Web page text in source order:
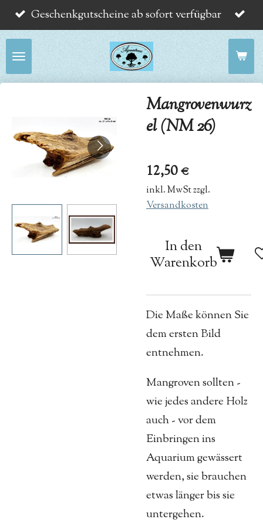
Zum
Hauptinhalt
springen
Geschenkgutscheine ab sofort verfügbar
Mangrovenwurz
el (NM 26)
12,50 €
inkl. MwSt zzgl.
Versandkosten
In den
Warenkorb
Die Maße können Sie
dem ersten Bild
entnehmen.
Mangroven sollten -
wie jedes andere Holz
auch - vor dem
Einbringen ins
Aquarium gewässert
werden, sie brauchen
etwas länger bis sie
untergehen.